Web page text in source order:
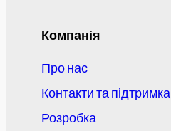
Компанія
Про нас
Контакти та підтримка
Розробка